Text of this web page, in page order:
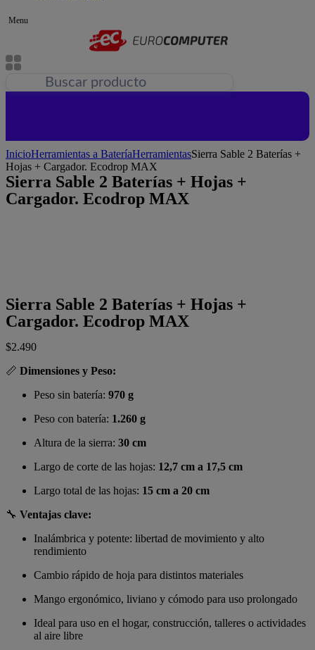
Menu
InicioHerramientas a BateríaHerramientasSierra Sable 2 Baterías +
Hojas + Cargador. Ecodrop MAX
Sierra Sable 2 Baterías + Hojas +
Cargador. Ecodrop MAX
Sierra Sable 2 Baterías + Hojas +
Cargador. Ecodrop MAX
$2.490
📏 Dimensiones y Peso:
Peso sin batería: 970 g
Peso con batería: 1.260 g
Altura de la sierra: 30 cm
Largo de corte de las hojas: 12,7 cm a 17,5 cm
Largo total de las hojas: 15 cm a 20 cm
🔧 Ventajas clave:
Inalámbrica y potente: libertad de movimiento y alto
rendimiento
Cambio rápido de hoja para distintos materiales
Mango ergonómico, liviano y cómodo para uso prolongado
Ideal para uso en el hogar, construcción, talleres o actividades
al aire libre